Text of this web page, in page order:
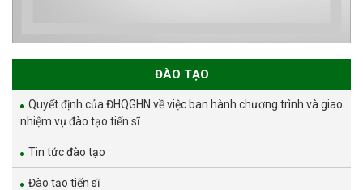
ĐÀO TẠO
Quyết định của ĐHQGHN về việc ban hành chương trình và giao
nhiệm vụ đào tạo tiến sĩ
Tin tức đào tạo
Đào tạo tiến sĩ